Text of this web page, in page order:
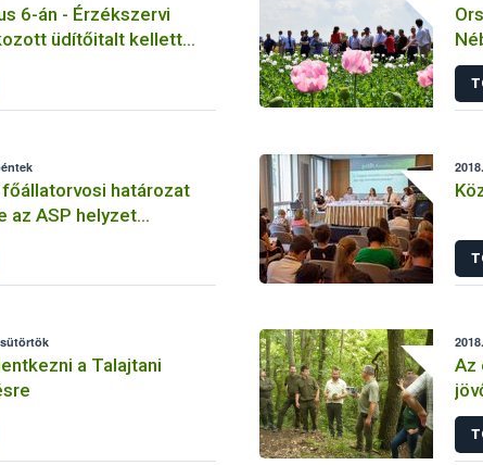
6-án - Érzékszervi
üdítőitalt kellett
határozat
az ASP helyzet
kezelése érdekében
a Talajtani
Az